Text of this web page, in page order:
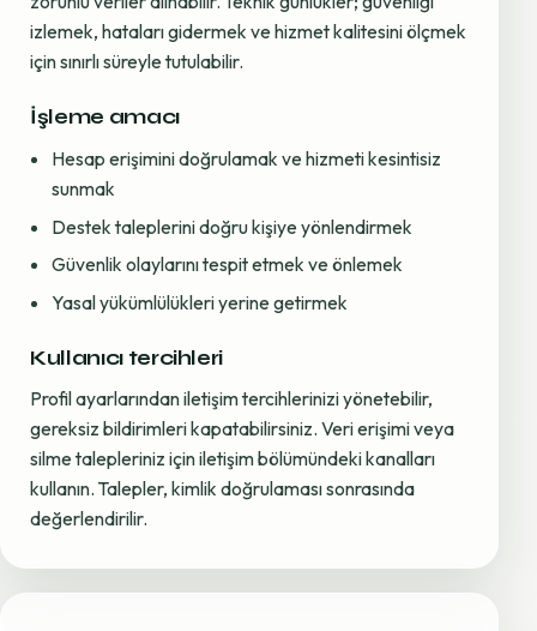
izlemek, hataları gidermek ve hizmet kalitesini ölçmek
için sınırlı süreyle tutulabilir.
İşleme amacı
Hesap erişimini doğrulamak ve hizmeti kesintisiz
sunmak
Destek taleplerini doğru kişiye yönlendirmek
Güvenlik olaylarını tespit etmek ve önlemek
Yasal yükümlülükleri yerine getirmek
Kullanıcı tercihleri
Profil ayarlarından iletişim tercihlerinizi yönetebilir,
gereksiz bildirimleri kapatabilirsiniz. Veri erişimi veya
silme talepleriniz için iletişim bölümündeki kanalları
kullanın. Talepler, kimlik doğrulaması sonrasında
değerlendirilir.